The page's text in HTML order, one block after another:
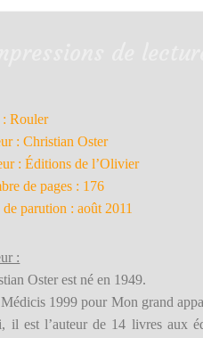
: Rouler
: Christian Oster
: Éditions de l’Olivier
de pages : 176
de parution : août 2011
:
Oster est né en 1949.
1999 pour Mon grand
il est l’auteur de 14 livres aux